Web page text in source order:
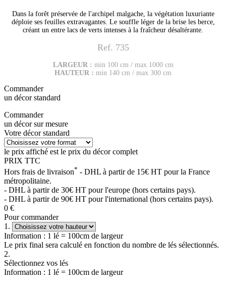
Dans la forêt préservée de l'archipel malgache, la végétation luxuriante
déploie ses feuilles extravagantes. Le souffle léger de la brise les berce,
créant un entre lacs de verts intenses à la fraîcheur désaltérante.
Ref. 735
LARGEUR : min 100 cm / max 1000 cm
HAUTEUR : min 140 cm / max 300 cm
Commander
un décor standard
Commander
un décor sur mesure
Votre décor standard
le prix affiché est le prix du décor complet
PRIX TTC
Hors frais de livraison* - DHL à partir de 15€ HT pour la France
métropolitaine.
- DHL à partir de 30€ HT pour l'europe (hors certains pays).
- DHL à partir de 90€ HT pour l'international (hors certains pays).
0 €
Pour commander
1.
Information : 1 lé = 100cm de largeur
Le prix final sera calculé en fonction du nombre de lés sélectionnés.
2.
Sélectionnez vos lés
Information : 1 lé = 100cm de largeur